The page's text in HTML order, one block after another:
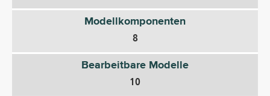
Modellkomponenten
8
Bearbeitbare Modelle
10